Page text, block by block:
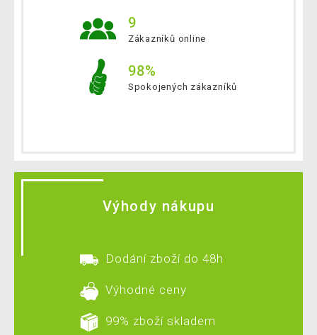
9
Zákazníků online
98%
Spokojených zákazníků
Výhody nákupu
Dodání zboží do 48h
Výhodné ceny
99% zboží skladem